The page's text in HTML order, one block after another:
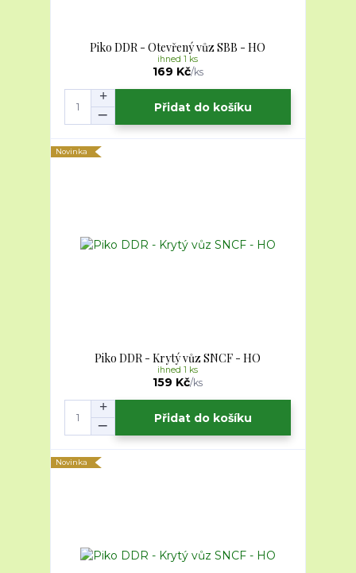
Piko DDR - Otevřený vůz SBB - HO
169 Kč/ks
ihned 1 ks
Přidat do košíku
Novinka
Piko DDR - Krytý vůz SNCF - HO
159 Kč/ks
ihned 1 ks
Přidat do košíku
Novinka